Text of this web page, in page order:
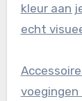
kleur aan
echt